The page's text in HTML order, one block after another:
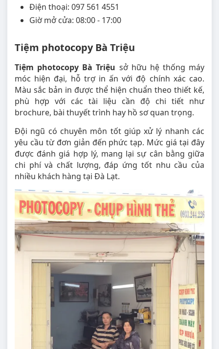
Điện thoại: 097 561 4551
Giờ mở cửa: 08:00 - 17:00
Tiệm photocopy Bà Triệu
Tiệm photocopy Bà Triệu sở hữu hệ thống máy
móc hiện đại, hỗ trợ in ấn với độ chính xác cao.
Màu sắc bản in được thể hiện chuẩn theo thiết kế,
phù hợp với các tài liệu cần độ chi tiết như
brochure, bài thuyết trình hay hồ sơ quan trọng.
Đội ngũ có chuyên môn tốt giúp xử lý nhanh các
yêu cầu từ đơn giản đến phức tạp. Mức giá tại đây
được đánh giá hợp lý, mang lại sự cân bằng giữa
chi phí và chất lượng, đáp ứng tốt nhu cầu của
nhiều khách hàng tại Đà Lạt.